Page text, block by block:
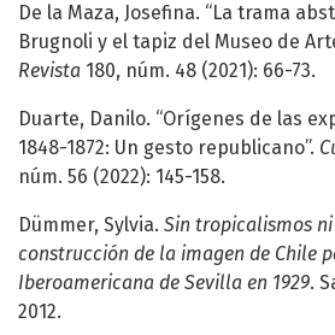
De la Maza, Josefina. “La trama
Brugnoli y el tapiz del Museo de
Revista 180, núm. 48 (2021): 66-73.
Duarte, Danilo. “Orígenes de las
1848-1872: Un gesto republicano”.
núm. 56 (2022): 145-158.
Dümmer, Sylvia. Sin tropicalismos
construcción de la imagen de Chile
Iberoamericana de Sevilla en 1929.
2012.